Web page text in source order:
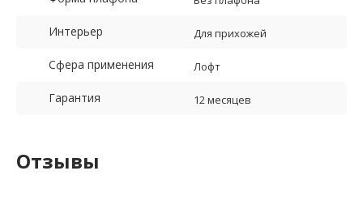
Интерьер Для прихожей
Сфера применения Лофт
Гарантия 12 месяцев
Отзывы